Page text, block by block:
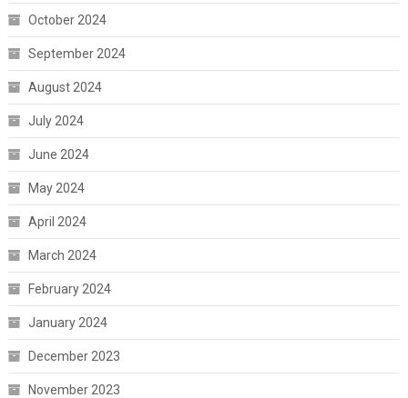
October 2024
September 2024
August 2024
July 2024
June 2024
May 2024
April 2024
March 2024
February 2024
January 2024
December 2023
November 2023